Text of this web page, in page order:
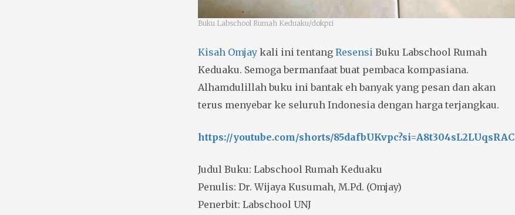
Buku Labschool Rumah Keduaku/dokpri
Kisah Omjay kali ini tentang Resensi Buku Labschool Rumah
Keduaku. Semoga bermanfaat buat pembaca kompasiana.
Alhamdulillah buku ini bantak eh banyak yang pesan dan akan
terus menyebar ke seluruh Indonesia dengan harga terjangkau.
https://youtube.com/shorts/85dafbUKvpc?si=A8t304sL2LUqsRAC
Judul Buku: Labschool Rumah Keduaku
Penulis: Dr. Wijaya Kusumah, M.Pd. (Omjay)
Penerbit: Labschool UNJ